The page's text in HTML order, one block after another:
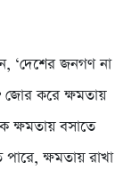
‘দেশের জনগণ না
জোর করে ক্ষমতায়
ক্ষমতায় বসাতে
পারে, ক্ষমতায় রাখা